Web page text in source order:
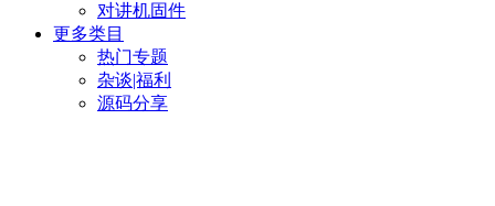
对讲机固件
更多类目
热门专题
杂谈|福利
源码分享